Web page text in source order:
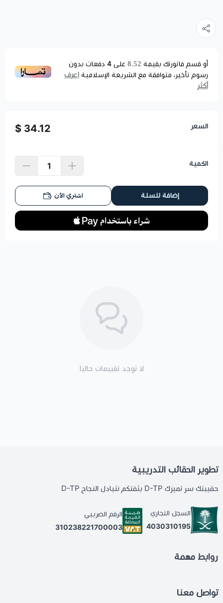
أو قسم فاتورتك بقيمة 8.52 على 4 دفعات بدون
رسوم تأخير، متوافقة مع الشريعة الإسلامية اعرف
أكثر
السعر 34.12 $
الكمية
إضافة للسلة اشتري الآن
لا توجد تقييمات حاليا
تطوير الحقائب التدريبية
حقيبتك سر تميزك D-TP بثقتكم نتبادل النجاح D-TP
السجل التجاري
4030310195
الرقم الضريبي
310238221700003
روابط مهمة
تواصل معنا